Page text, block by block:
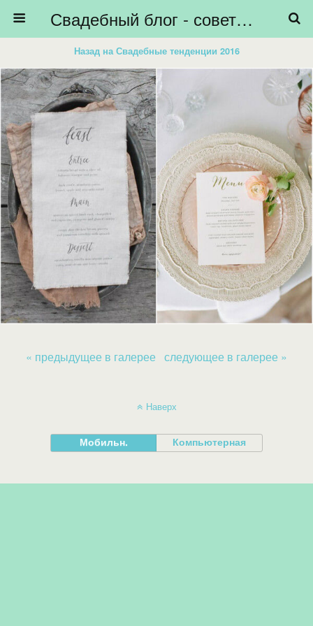
Свадебный блог - советы невестам, подготовка к свадьбе - HiBride
Назад на Свадебные тенденции 2016
« предыдущее в галерее следующее в галерее »
Наверх
Мобильн. Компьютерная